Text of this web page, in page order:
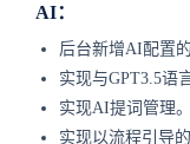
AI：
后台新增AI配置的
实现与GPT3.5语
实现AI提词管理。
实现以流程引导